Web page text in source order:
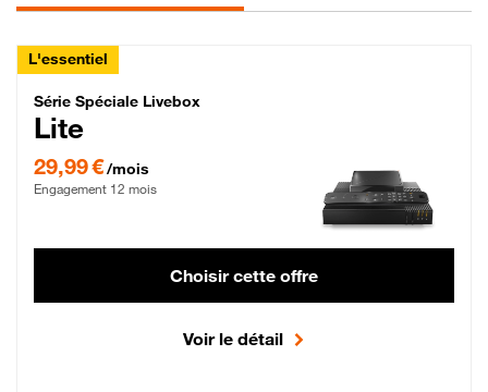
L'essentiel
Série Spéciale Livebox Lite Fibre
Série Spéciale Livebox
Lite
29,99 €/mois
Engagement 12 mois
Choisir cette offre
Voir le détail